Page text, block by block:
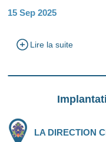
15 Sep 2025
Lire la suite
LA DIRECTION